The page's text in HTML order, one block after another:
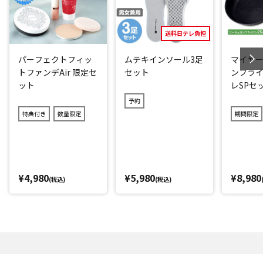
パーフェクトフィッ
トファンデAir 限定セ
ット
特典付き 数量限定
¥4,980(税込)
送料日テレ負担
ムテキインソール3足
セット
予約
¥5,980(税込)
マイヤ
ンフラ
レSPセ
期間限定
¥8,980